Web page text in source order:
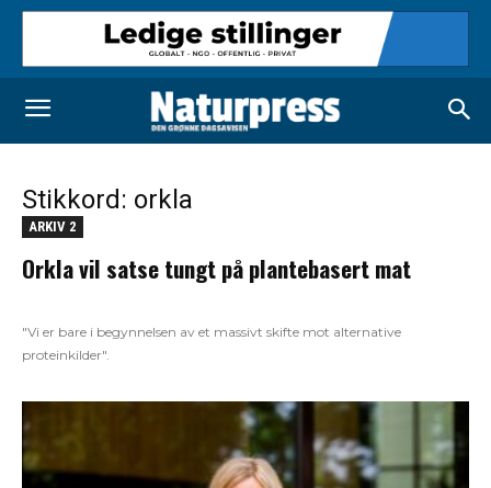
Stikkord: orkla
ARKIV 2
Orkla vil satse tungt på plantebasert mat
"Vi er bare i begynnelsen av et massivt skifte mot alternative
proteinkilder".